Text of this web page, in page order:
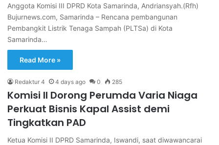
Anggota Komisi III DPRD Kota Samarinda, Andriansyah.(Rfh)
Bujurnews.com, Samarinda – Rencana pembangunan
Pembangkit Listrik Tenaga Sampah (PLTSa) di Kota
Samarinda…
Read More »
Redaktur 4 4 days ago 0 285
Komisi II Dorong Perumda Varia Niaga
Perkuat Bisnis Kapal Assist demi
Tingkatkan PAD
Ketua Komisi II DPRD Samarinda, Iswandi, saat diwawancarai